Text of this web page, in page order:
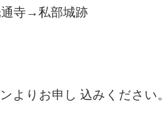
寺→私部城跡
よりお申し 込みください。